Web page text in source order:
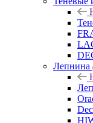
Лепнина